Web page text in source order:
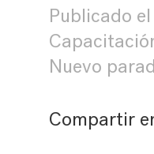
Publicado el
Nuevo
Compartir